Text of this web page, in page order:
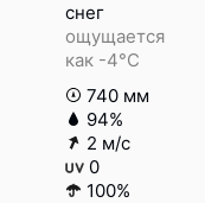
снег
ощущается
как -4°C
740 мм
94%
2 м/с
0
100%